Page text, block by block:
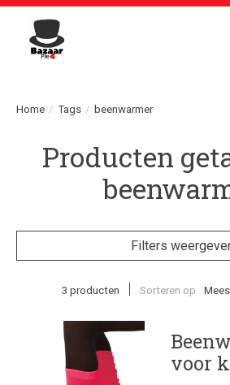
Home / Tags / beenwarmer
Producten
Filters
3 producten Sorteren op
voor